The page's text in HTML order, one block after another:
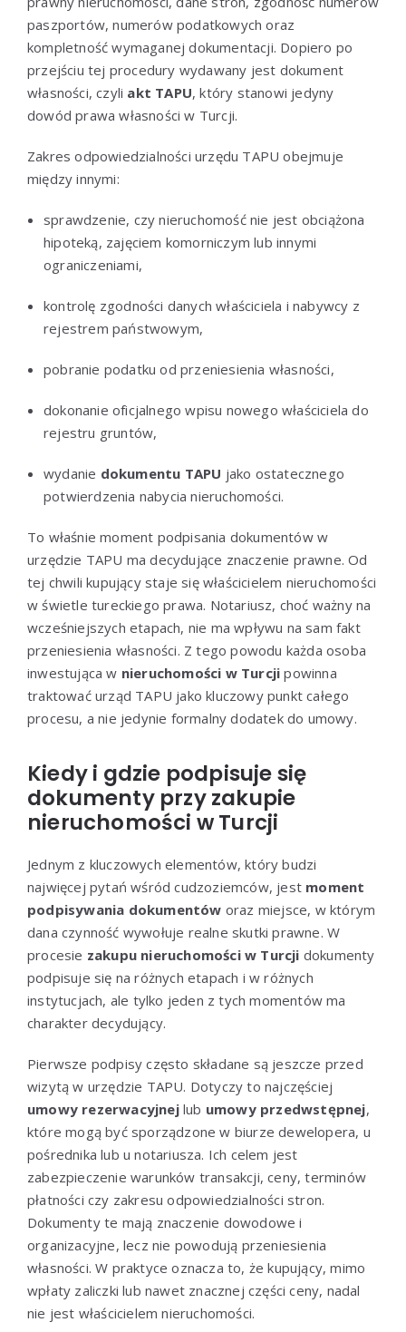
paszportów, numerów podatkowych oraz
kompletność wymaganej dokumentacji. Dopiero po
przejściu tej procedury wydawany jest dokument
własności, czyli akt TAPU, który stanowi jedyny
dowód prawa własności w Turcji.
Zakres odpowiedzialności urzędu TAPU obejmuje
między innymi:
sprawdzenie, czy nieruchomość nie jest obciążona
hipoteką, zajęciem komorniczym lub innymi
ograniczeniami,
kontrolę zgodności danych właściciela i nabywcy z
rejestrem państwowym,
pobranie podatku od przeniesienia własności,
dokonanie oficjalnego wpisu nowego właściciela do
rejestru gruntów,
wydanie dokumentu TAPU jako ostatecznego
potwierdzenia nabycia nieruchomości.
To właśnie moment podpisania dokumentów w
urzędzie TAPU ma decydujące znaczenie prawne. Od
tej chwili kupujący staje się właścicielem nieruchomości
w świetle tureckiego prawa. Notariusz, choć ważny na
wcześniejszych etapach, nie ma wpływu na sam fakt
przeniesienia własności. Z tego powodu każda osoba
inwestująca w nieruchomości w Turcji powinna
traktować urząd TAPU jako kluczowy punkt całego
procesu, a nie jedynie formalny dodatek do umowy.
Kiedy i gdzie podpisuje się
dokumenty przy zakupie
nieruchomości w Turcji
Jednym z kluczowych elementów, który budzi
najwięcej pytań wśród cudzoziemców, jest moment
podpisywania dokumentów oraz miejsce, w którym
dana czynność wywołuje realne skutki prawne. W
procesie zakupu nieruchomości w Turcji dokumenty
podpisuje się na różnych etapach i w różnych
instytucjach, ale tylko jeden z tych momentów ma
charakter decydujący.
Pierwsze podpisy często składane są jeszcze przed
wizytą w urzędzie TAPU. Dotyczy to najczęściej
umowy rezerwacyjnejlub umowy przedwstępnej,
które mogą być sporządzone w biurze dewelopera, u
pośrednika lub u notariusza. Ich celem jest
zabezpieczenie warunków transakcji, ceny, terminów
płatności czy zakresu odpowiedzialności stron.
Dokumenty te mają znaczenie dowodowe i
organizacyjne, lecz nie powodują przeniesienia
własności. W praktyce oznacza to, że kupujący, mimo
wpłaty zaliczki lub nawet znacznej części ceny, nadal
nie jest właścicielem nieruchomości.